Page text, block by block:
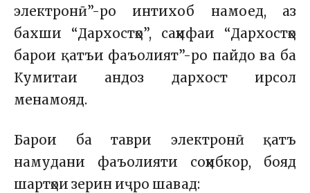
электронӣ”-ро интихоб намоед, аз
бахши “Дархостҳо”, саҳифаи “Дархостҳо
барои қатъи фаъолият”-ро пайдо ва ба
Кумитаи андоз дархост ирсол
менамояд.
Барои ба таври электронӣ қатъ
намудани фаъолияти соҳибкор, бояд
шартҳои зерин иҷро шавад: